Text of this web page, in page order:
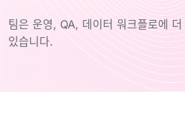
팀은 운영, QA, 데이터 워크플로에
있습니다.